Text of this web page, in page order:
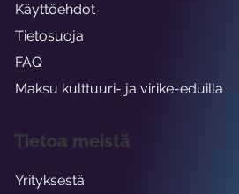
Käyttöehdot
Tietosuoja
FAQ
Maksu kulttuuri- ja virike-eduilla
Tietoa meistä
Yrityksestä